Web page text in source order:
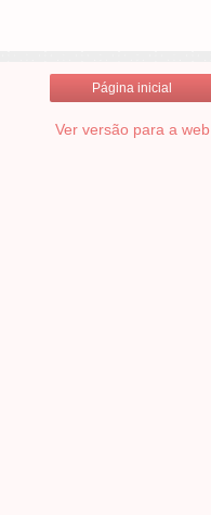
Página inicial
Ver versão para a web